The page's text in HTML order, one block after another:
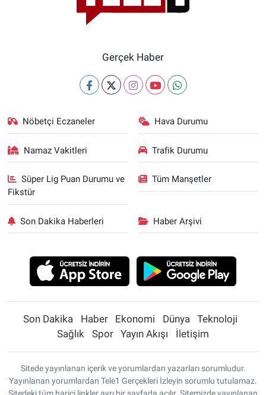
Gerçek Haber
Nöbetçi Eczaneler Hava Durumu
Namaz Vakitleri Trafik Durumu
Süper Lig Puan Durumu ve
Fikstür
Tüm Manşetler
Son Dakika Haberleri Haber Arşivi
Son Dakika Haber Ekonomi Dünya
Teknoloji
Sağlık
Spor Yayın Akışı İletişim
Sitede yayınlanan içerik ve yorumlardan yazarları sorumludur.
Yayınlanan yorumlardan Tele1 Gerçekleri İzleyin sorumlu tutulamaz.